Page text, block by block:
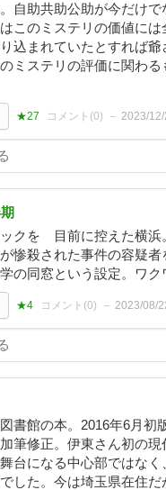
自助共助公助が今だけ
このミステリの価値に
込まれていたとすれば
ミステリの評価に関わ
★27 コメント(0) 2023/12/
クを゙目前に控えた横
惨殺された事件の容疑
の同窓という設定。ワク
★4 コメント(0) 2023/08/
書館の本。2016年6月初
筆修正。伊東さん初の
台になる中心部ではな
した。今は埼玉県在住